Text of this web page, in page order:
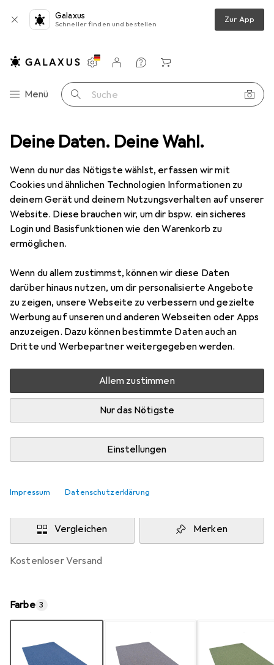
Deine Daten. Deine Wahl.
Wenn du nur das Nötigste wählst, erfassen wir mit
Cookies und ähnlichen Technologien Informationen zu
deinem Gerät und deinem Nutzungsverhalten auf unserer
Website. Diese brauchen wir, um dir bspw. ein sicheres
Login und Basisfunktionen wie den Warenkorb zu
ermöglichen.
Wenn du allem zustimmst, können wir diese Daten
darüber hinaus nutzen, um dir personalisierte Angebote
zu zeigen, unsere Webseite zu verbessern und gezielte
Werbung auf unseren und anderen Webseiten oder Apps
anzuzeigen. Dazu können bestimmte Daten auch an
Dritte und Werbepartner weitergegeben werden.
Allem zustimmen
Nur das Nötigste
Einstellungen
Impressum Datenschutzerklärung
Galaxus
Schneller finden und bestellen Zur App
Navigation nach Kategorien
Menü Suche
Einstellungen
Kundenkonto
Vergleichslisten
Merklisten
Warenkorb
Teppiche Teppich Snapstyle Schlingen Teppich Alma Meliert
9 Bilder
SnapstyleSchlingen Teppich Alma
Meliert
160 x 200 cm
Preis in EUR inkl. MwSt.
EUR
59,90
9
Bewertungen Marke
Mehr von Snapstyle
Mehr als 10 Stück an Lager beim Drittanbieter
Lieferort angeben für genaue Lieferzeit
teppichversand24DE
In den Warenkorb
Vergleichen Merken
kostenloser Versand
Farbe 3